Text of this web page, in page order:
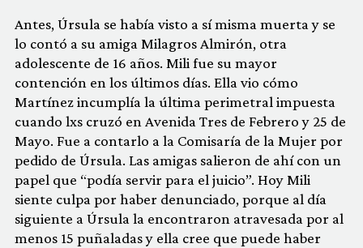
Antes, Úrsula se había visto a sí misma muerta y se
lo contó a su amiga Milagros Almirón, otra
adolescente de 16 años. Mili fue su mayor
contención en los últimos días. Ella vio cómo
Martínez incumplía la última perimetral impuesta
cuando lxs cruzó en Avenida Tres de Febrero y 25 de
Mayo. Fue a contarlo a la Comisaría de la Mujer por
pedido de Úrsula. Las amigas salieron de ahí con un
papel que “podía servir para el juicio”. Hoy Mili
siente culpa por haber denunciado, porque al día
siguiente a Úrsula la encontraron atravesada por al
menos 15 puñaladas y ella cree que puede haber